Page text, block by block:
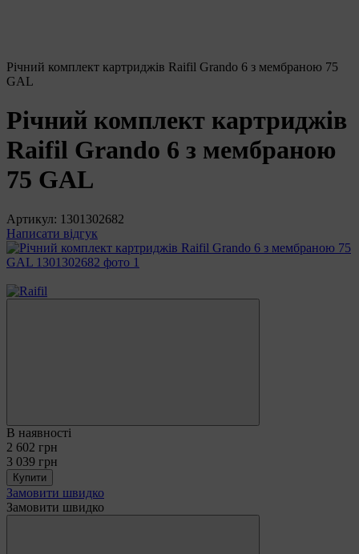
Річний комплект картриджів Raifil Grando 6 з мембраною 75
GAL
Річний комплект картриджів
Raifil Grando 6 з мембраною
75 GAL
Артикул: 1301302682
Написати відгук
В наявності
2 602 грн
3 039 грн
Купити
Замовити швидко
Замовити швидко